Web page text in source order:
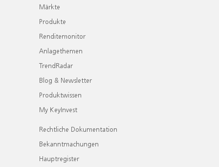
Märkte
Produkte
Renditemonitor
Anlagethemen
TrendRadar
Blog & Newsletter
Produktwissen
My KeyInvest
Rechtliche Dokumentation
Bekanntmachungen
Hauptregister